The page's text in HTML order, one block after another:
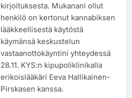
kirjoituksesta. Mukanani ollut
henkilö on kertonut kannabiksen
lääkkeellisestä käytöstä
käymänsä keskustelun
vastaanottokäyntini yhteydessä
28.11. KYS:n kipupoliklinikalla
erikoislääkäri Eeva Hallikainen-
Pirskasen kanssa.